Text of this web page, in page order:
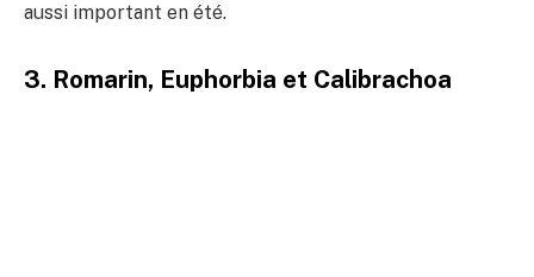
aussi important en été.
3. Romarin, Euphorbia et Calibrachoa